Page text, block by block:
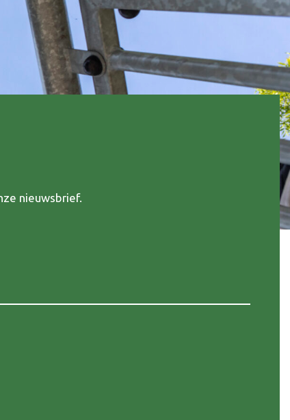
nieuwsbrief.